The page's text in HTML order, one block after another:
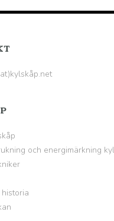
och energimärkning